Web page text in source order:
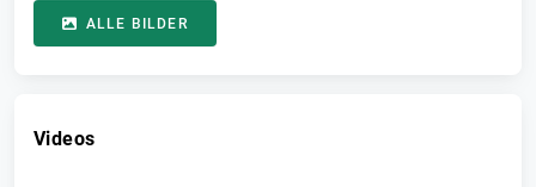
ALLE BILDER
Videos